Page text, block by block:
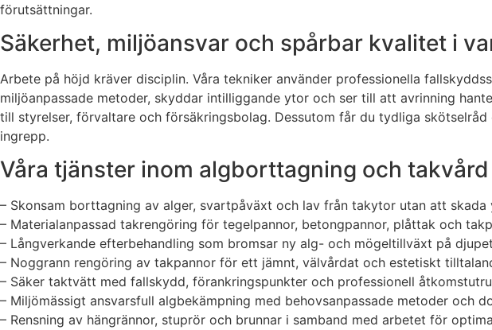
förutsättningar.
Säkerhet, miljöansvar och spårbar kvalitet i
Arbete på höjd kräver disciplin. Våra tekniker använder professionella
miljöanpassade metoder, skyddar intilliggande ytor och ser till att avrinning
till styrelser, förvaltare och försäkringsbolag. Dessutom får du tydliga
ingrepp.
Våra tjänster inom algborttagning och takvård
– Skonsam borttagning av alger, svartpåväxt och lav från takytor utan att skada
– Materialanpassad takrengöring för tegelpannor, betongpannor, plåttak och
– Långverkande efterbehandling som bromsar ny alg- och mögeltillväxt på djupet
– Noggrann rengöring av takpannor för ett jämnt, välvårdat och estetiskt
– Säker taktvätt med fallskydd, förankringspunkter och professionell
– Miljömässigt ansvarsfull algbekämpning med behovsanpassade metoder och
– Rensning av hängrännor, stuprör och brunnar i samband med arbetet för